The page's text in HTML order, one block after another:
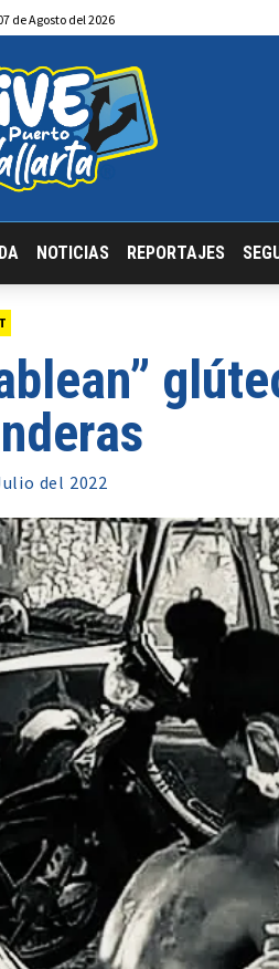
deAgosto del 2026
NOTICIAS REPORTAJES
del 2022